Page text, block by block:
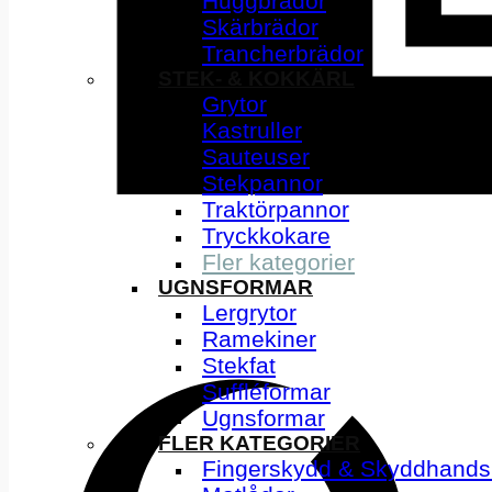
Skärbrädor
Trancherbrädor
Grytor
Kastruller
Sauteuser
Stekpannor
Traktörpannor
Tryckkokare
Fler kategorier
UGNSFORMAR
Lergrytor
Ramekiner
Stekfat
Suffléformar
Ugnsformar
FLER KATEGORIER
Fingerskydd &